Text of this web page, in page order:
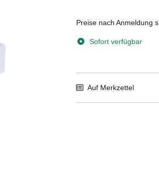
Preise nach Anmeldung
Sofort verfügbar
Auf Merkzettel